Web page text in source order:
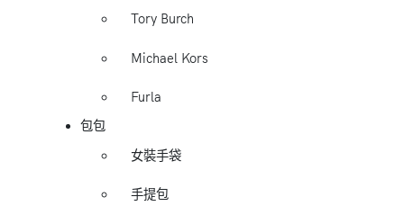
Tory Burch
Michael Kors
Furla
包包
女裝手袋
手提包